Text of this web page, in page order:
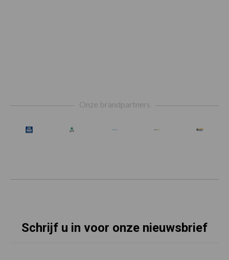
Onze brandpartners
Schrijf u in voor onze nieuwsbrief